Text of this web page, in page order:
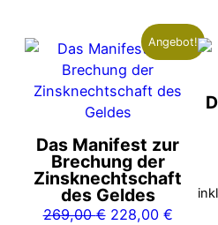
Angebot!
Das Manifest zur
Brechung der
Zinsknechtschaft
des Geldes
269,00€ Ursprünglicher
228,00 €